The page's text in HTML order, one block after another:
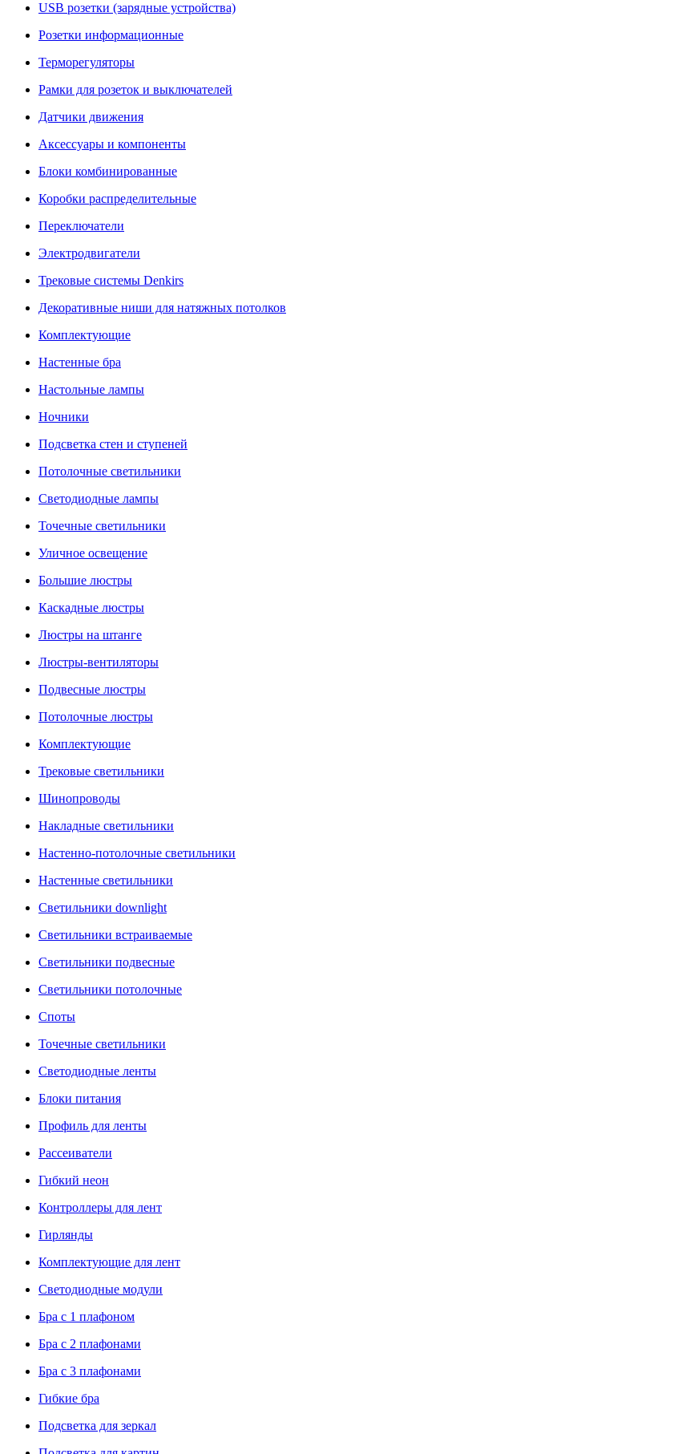
USB розетки (зарядные устройства)
Розетки информационные
Терморегуляторы
Рамки для розеток и выключателей
Датчики движения
Аксессуары и компоненты
Блоки комбинированные
Коробки распределительные
Переключатели
Электродвигатели
Трековые системы Denkirs
Декоративные ниши для натяжных потолков
Комплектующие
Настенные бра
Настольные лампы
Ночники
Подсветка стен и ступеней
Потолочные светильники
Светодиодные лампы
Точечные светильники
Уличное освещение
Большие люстры
Каскадные люстры
Люстры на штанге
Люстры-вентиляторы
Подвесные люстры
Потолочные люстры
Комплектующие
Трековые светильники
Шинопроводы
Накладные светильники
Настенно-потолочные светильники
Настенные светильники
Светильники downlight
Светильники встраиваемые
Светильники подвесные
Светильники потолочные
Споты
Точечные светильники
Светодиодные ленты
Блоки питания
Профиль для ленты
Рассеиватели
Гибкий неон
Контроллеры для лент
Гирлянды
Комплектующие для лент
Светодиодные модули
Бра с 1 плафоном
Бра с 2 плафонами
Бра с 3 плафонами
Гибкие бра
Подсветка для зеркал